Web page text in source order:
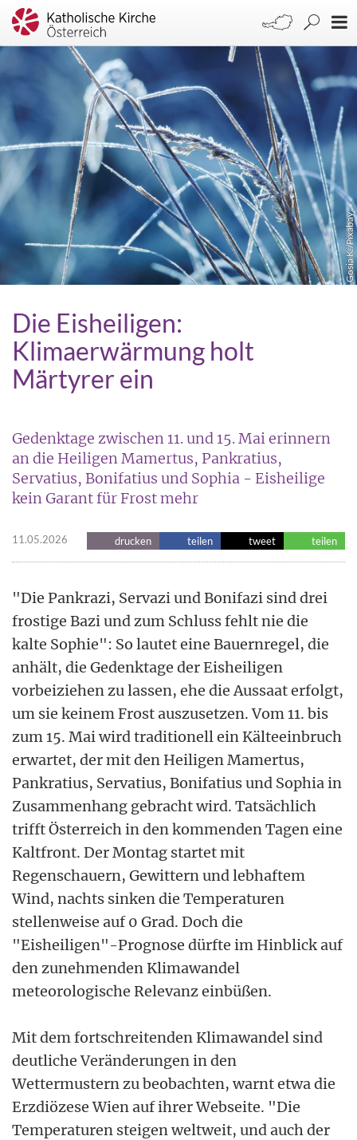
Gosia K./Pixabay
Die Eisheiligen:
Klimaerwärmung holt
Märtyrer ein
Gedenktage zwischen 11. und 15. Mai erinnern
an die Heiligen Mamertus, Pankratius,
Servatius, Bonifatius und Sophia - Eisheilige
kein Garant für Frost mehr
11.05.2026 drucken teilen tweet teilen
"Die Pankrazi, Servazi und Bonifazi sind drei
frostige Bazi und zum Schluss fehlt nie die
kalte Sophie": So lautet eine Bauernregel, die
anhält, die Gedenktage der Eisheiligen
vorbeiziehen zu lassen, ehe die Aussaat erfolgt,
um sie keinem Frost auszusetzen. Vom 11. bis
zum 15. Mai wird traditionell ein Kälteeinbruch
erwartet, der mit den Heiligen Mamertus,
Pankratius, Servatius, Bonifatius und Sophia in
Zusammenhang gebracht wird. Tatsächlich
trifft Österreich in den kommenden Tagen eine
Kaltfront. Der Montag startet mit
Regenschauern, Gewittern und lebhaftem
Wind, nachts sinken die Temperaturen
stellenweise auf 0 Grad. Doch die
"Eisheiligen"-Prognose dürfte im Hinblick auf
den zunehmenden Klimawandel
meteorologische Relevanz einbüßen.
Mit dem fortschreitenden Klimawandel sind
deutliche Veränderungen in den
Wettermustern zu beobachten, warnt etwa die
Erzdiözese Wien auf ihrer Webseite. "Die
Temperaturen steigen weltweit, und auch der